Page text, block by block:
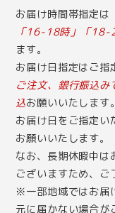
お届け時間帯指定は
「16-18時」「18-
ます。
お届け日指定はご指
ご注文、銀行振込
込お願いいたします。
お届け日をご指定
お願いいたします。
なお、長期休暇中は
ございますため、ご
※一部地域ではお届
元に届かない場合が